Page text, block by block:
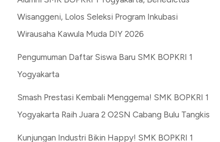
Wisanggeni, Lolos Seleksi Program Inkubasi
Wirausaha Kawula Muda DIY 2026
Pengumuman Daftar Siswa Baru SMK BOPKRI 1
Yogyakarta
Smash Prestasi Kembali Menggema! SMK BOPKRI 1
Yogyakarta Raih Juara 2 O2SN Cabang Bulu Tangkis
Kunjungan Industri Bikin Happy! SMK BOPKRI 1